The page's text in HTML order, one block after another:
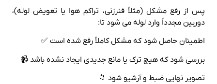
پس از رفع مشکل (مثلاً فنرزنی، تراکم هوا یا تعویض لوله)،
دوربین مجدداً وارد لوله می‌ شود تا:
اطمینان حاصل شود که مشکل کاملاً رفع شده است ✅
بررسی شود که هیچ ترک یا مانع جدیدی ایجاد نشده باشد 📹
تصویر نهایی ضبط و آرشیو شود 📁